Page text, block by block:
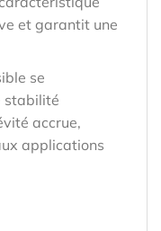
et garantit une
se
stabilité
accrue,
applications